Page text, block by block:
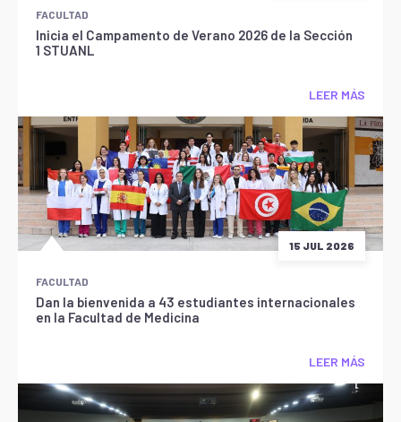
FACULTAD
Inicia el Campamento de Verano 2026 de la Sección
1 STUANL
LEER MÁS
15 JUL 2026
FACULTAD
Dan la bienvenida a 43 estudiantes internacionales
en la Facultad de Medicina
LEER MÁS